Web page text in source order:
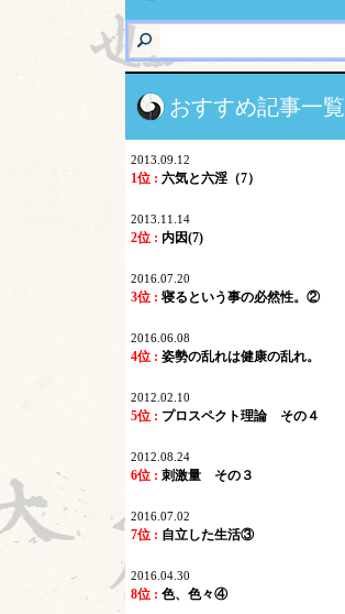
おすすめ記事一覧
2013.09.12
1位 : 六気と六淫（7）
2013.11.14
2位 : 内因(7)
2016.07.20
3位 : 寝るという事の必然性。②
2016.06.08
4位 : 姿勢の乱れは健康の乱れ。
2012.02.10
5位 : プロスペクト理論 その４
2012.08.24
6位 : 刺激量 その３
2016.07.02
7位 : 自立した生活③
2016.04.30
8位 : 色、色々④